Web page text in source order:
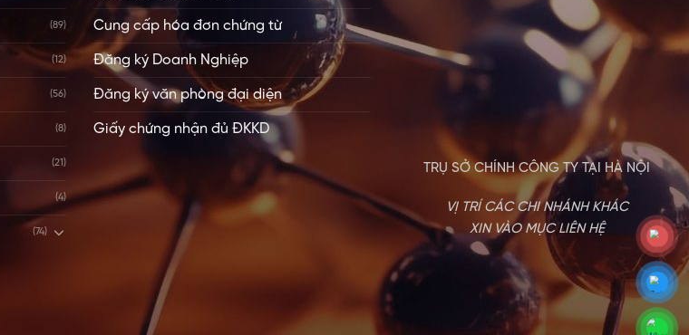
(89)
(12)
(56)
(8)
(21)
(4)
(74)
Cung cấp hóa đơn chứng từ
Đăng ký Doanh Nghiệp
Đăng ký văn phòng đại diện
Giấy chứng nhận đủ ĐKKD
TRỤ SỞ CHÍNH CÔNG TY TẠI HÀ NỘI
VỊ TRÍ CÁC CHI NHÁNH KHÁC
XIN VÀO MỤC LIÊN HỆ